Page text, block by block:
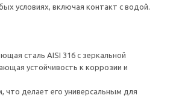
условиях, включая контакт с водой.
сталь AISI 316 с зеркальной
устойчивость к коррозии и
что делает его универсальным для